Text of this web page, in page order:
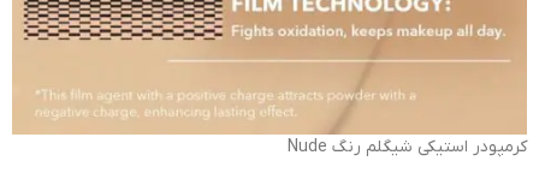
کرمپودر استیکی شیگلم رنگ Nude